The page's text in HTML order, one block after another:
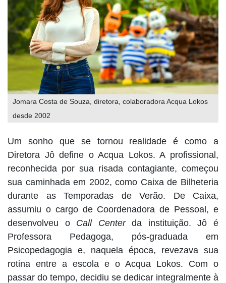
Jomara Costa de Souza, diretora, colaboradora Acqua Lokos
desde 2002
Um sonho que se tornou realidade é como a
Diretora Jô define o Acqua Lokos. A profissional,
reconhecida por sua risada contagiante, começou
sua caminhada em 2002, como Caixa de Bilheteria
durante as Temporadas de Verão. De Caixa,
assumiu o cargo de Coordenadora de Pessoal, e
desenvolveu o Call Centerda instituição. Jô é
Professora Pedagoga, pós-graduada em
Psicopedagogia e, naquela época, revezava sua
rotina entre a escola e o Acqua Lokos. Com o
passar do tempo, decidiu se dedicar integralmente à